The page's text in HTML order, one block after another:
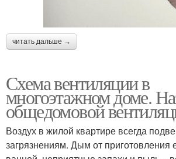
читать дальше →
Схема вентиляции в
многоэтажном доме.
общедомовой
Воздух в жилой квартире всегда
загрязнениям. Дым от приготовления